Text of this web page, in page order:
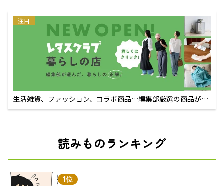
注目
生活雑貨、ファッション、コラボ商品…編集部厳選の商品が買
えるECサイト
読みものランキング
1位